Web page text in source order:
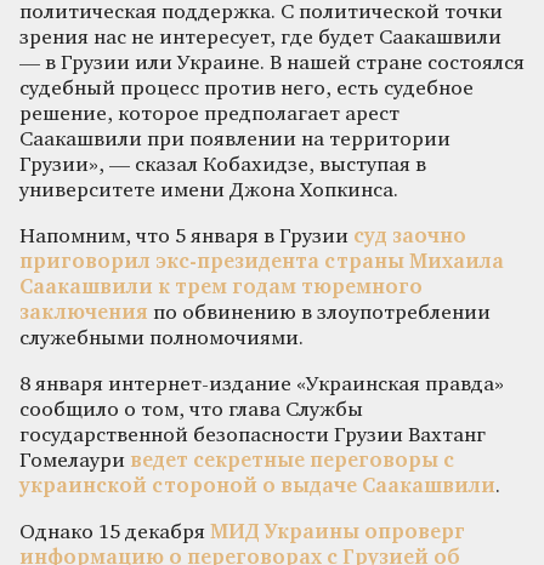
политическая поддержка. С политической точки
зрения нас не интересует, где будет Саакашвили
— в Грузии или Украине. В нашей стране состоялся
судебный процесс против него, есть судебное
решение, которое предполагает арест
Саакашвили при появлении на территории
Грузии», — сказал Кобахидзе, выступая в
университете имени Джона Хопкинса.
Напомним, что 5 января в Грузии суд заочно
приговорил экс-президента страны Михаила
Саакашвили к трем годам тюремного
заключения по обвинению в злоупотреблении
служебными полномочиями.
8 января интернет-издание «Украинская правда»
сообщило о том, что глава Службы
государственной безопасности Грузии Вахтанг
Гомелаури ведет секретные переговоры с
украинской стороной о выдаче Саакашвили.
Однако 15 декабря МИД Украины опроверг
информацию о переговорах с Грузией об